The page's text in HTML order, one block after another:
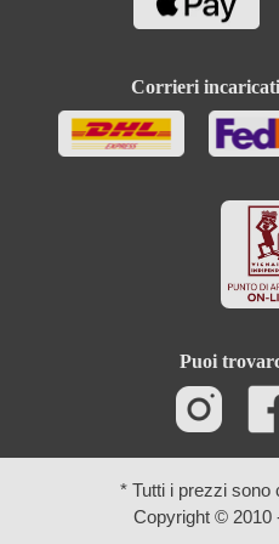
Corrieri incaricati
Puoi
* Tutti i prezzi sono
Copyright © 2010